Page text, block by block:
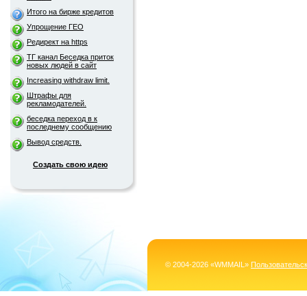
Итого на бирже кредитов
Упрощение ГЕО
Редирект на https
ТГ канал Беседка приток
новых людей в сайт
Increasing withdraw limit.
Штрафы для
рекламодателей.
беседка переход в к
последнему сообщению
Вывод средств.
Создать свою идею
© 2004-2026 «WMMAIL»